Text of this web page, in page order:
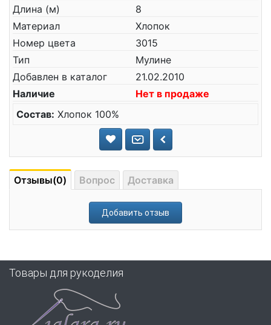
Длина (м)
8
Материал
Хлопок
Номер цвета
3015
Тип
Мулине
Добавлен в каталог
21.02.2010
Наличие
Нет в продаже
Состав: Хлопок 100%
Отзывы(0) Вопрос Доставка
Добавить отзыв
Товары для рукоделия